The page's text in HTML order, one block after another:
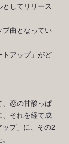
してリリース
曲となってい
アップ」がど
恋の甘酸っぱ
、それを経て成
プ」に、その2